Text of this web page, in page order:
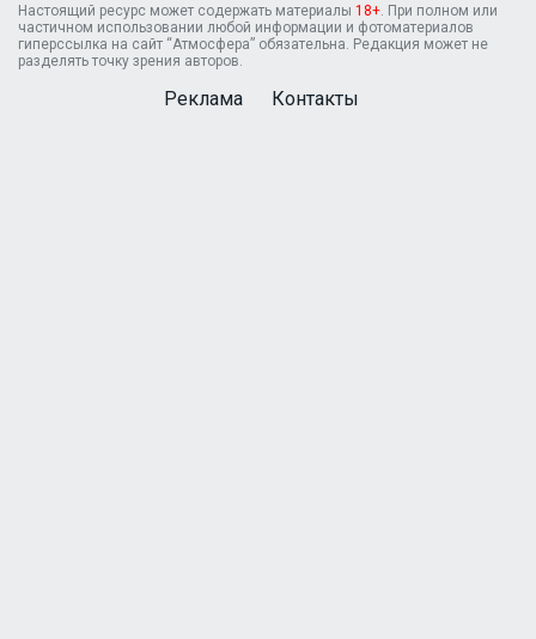
Настоящий ресурс может содержать материалы 18+ . При полном или
частичном использовании любой информации и фотоматериалов
гиперссылка на сайт “Атмосфера” обязательна. Редакция может не
разделять точку зрения авторов.
Реклама Контакты